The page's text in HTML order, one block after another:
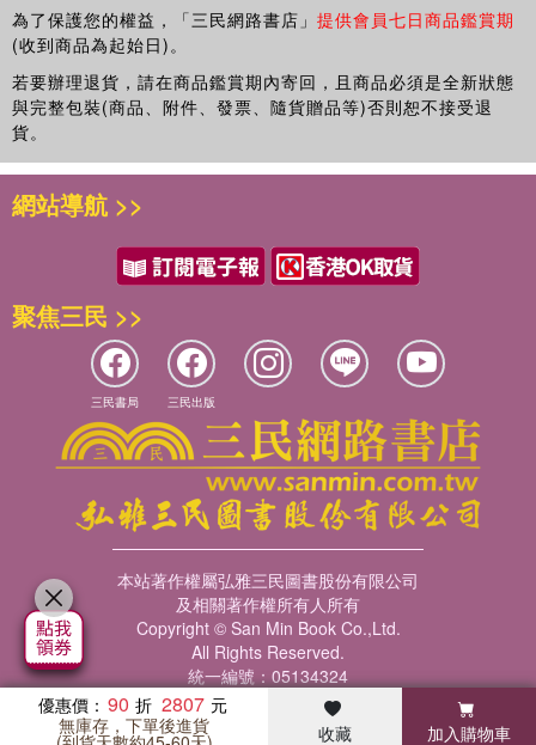
為了保護您的權益，「三民網路書店」 提供會員七日商品鑑賞期
(收到商品為起始日)。
若要辦理退貨，請在商品鑑賞期內寄回，且商品必須是全新狀態
與完整包裝(商品、附件、發票、隨貨贈品等)否則恕不接受退
貨。
優惠價： 90 2807
無庫存，下單後進貨 收藏 加入購物車
暢銷榜 客服中心 瀏覽紀錄 會員專區
網站導航 >>
聚焦三民 >>
三民書局 三民出版
本站著作權屬弘雅三民圖書股份有限公司
及相關著作權所有人所有
Copyright © San Min Book Co.,Ltd.
All Rights Reserved.
統一編號：05134324